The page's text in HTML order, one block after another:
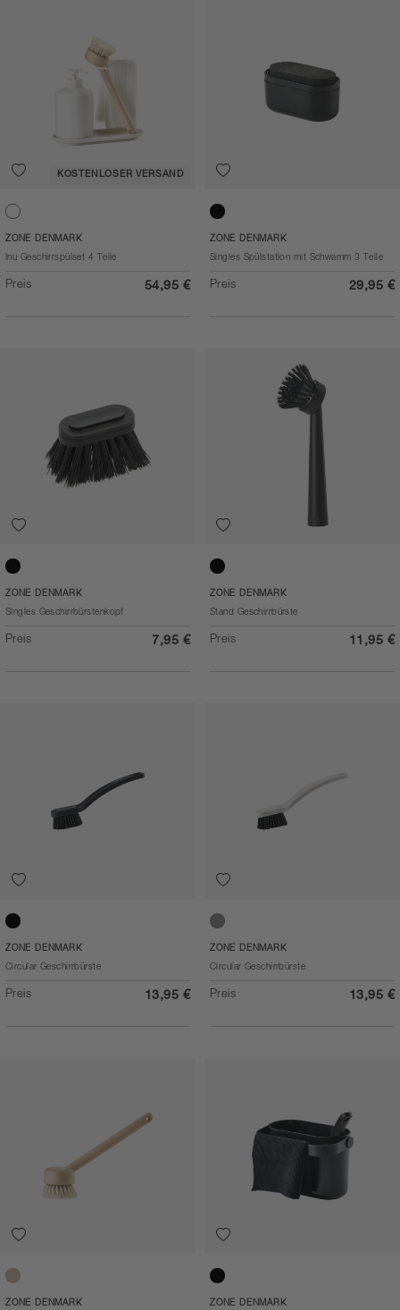
KOSTENLOSER VERSAND
Offwhite
ZONE DENMARK
Inu Geschirrspülset 4 Teile
Preis 54,95 €
Black
ZONE DENMARK
Singles Spülstation mit Schwamm 3 Teile
Preis 29,95 €
Black
ZONE DENMARK
Singles Geschirrbürstenkopf
Preis 7,95 €
Black
ZONE DENMARK
Stand Geschirrbürste
Preis 11,95 €
Black
ZONE DENMARK
Circular Geschirrbürste
Preis 13,95 €
Warm Grey
ZONE DENMARK
Circular Geschirrbürste
Preis 13,95 €
Buche
ZONE DENMARK
Black
ZONE DENMARK